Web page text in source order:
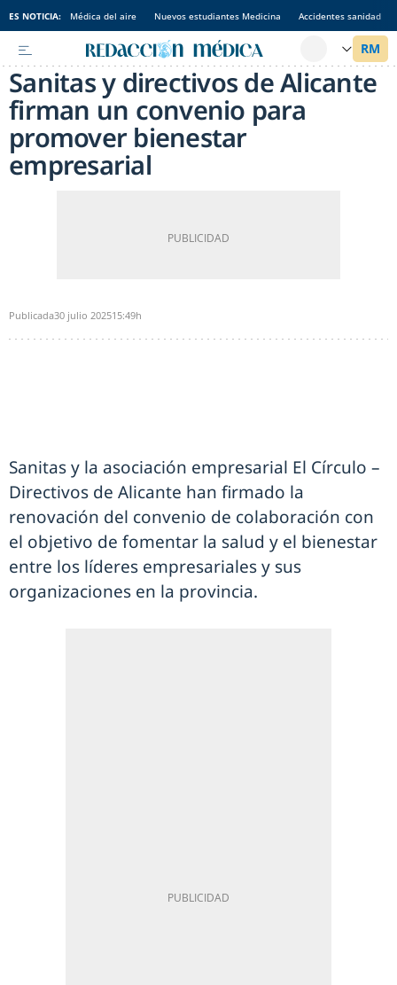
ES NOTICIA: Médica del aire Nuevos estudiantes Medicina Accidentes sanidad
Sanitas y directivos de Alicante
firman un convenio para
promover bienestar
empresarial
Publicada30 julio 202515:49h
Sanitas y la asociación empresarial El Círculo –
Directivos de Alicante han firmado la
renovación del convenio de colaboración con
el objetivo de fomentar la salud y el bienestar
entre los líderes empresariales y sus
organizaciones en la provincia.